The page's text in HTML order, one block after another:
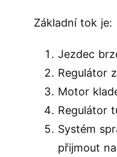
Základní tok je:
Jezdec
Regulátor
Motor
Regulátor
Systém
přijmout